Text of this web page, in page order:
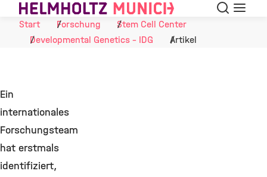
Skip to Content Suche
Start
Forschung
Stem Cell Center
Developmental Genetics - IDG
Artikel
Ein
internationales
Forschungsteam
hat erstmals
identifiziert,